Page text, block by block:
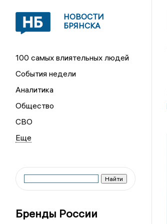
НОВОСТИ
БРЯНСКА
100 самых влиятельных людей
События недели
Аналитика
Общество
СВО
Бренды России